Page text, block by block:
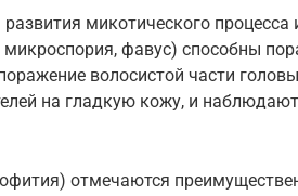
микотического процесса
фавус) способны
волосистой части
на гладкую кожу, и
отмечаются